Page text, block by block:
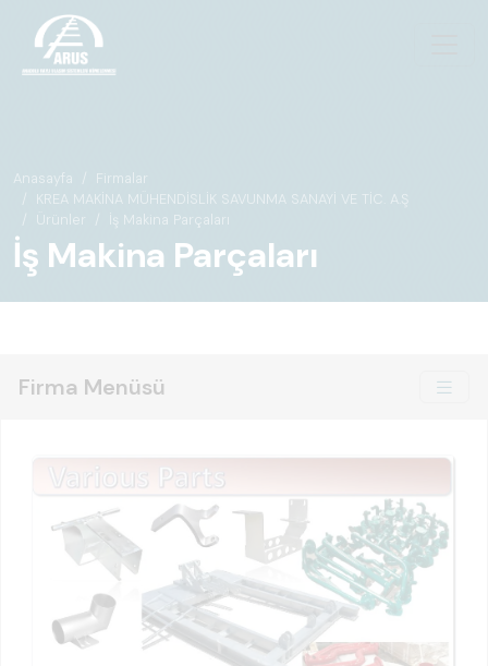
Anasayfa
Firmalar
KREA MAKİNA MÜHENDİSLİK SAVUNMA SANAYİ VE TİC. A.Ş
Ürünler
İş Makina Parçaları
İş Makina Parçaları
Firma Menüsü